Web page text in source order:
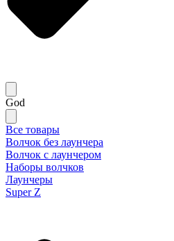
God
Все товары
Волчок без лаунчера
Волчок с лаунчером
Наборы волчков
Лаунчеры
Super Z